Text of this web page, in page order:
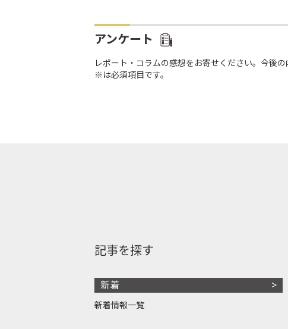
アンケート
レポート・コラムの感想をお寄せください。今後
※は必須項目です。
記事を探す
新着
新着情報一覧